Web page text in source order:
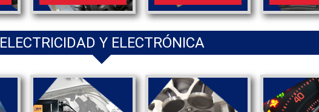
ELECTRICIDAD Y ELECTRÓNICA